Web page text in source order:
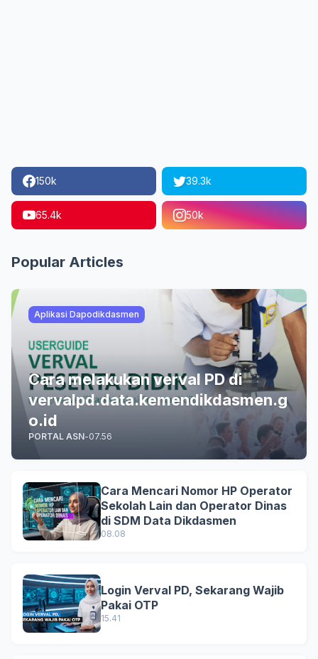
150k 39.3k
65.4k 50k
Popular Articles
Aplikasi Dapodikdasmen
Cara melakukan verval PD di
vervalpd.data.kemendikdasmen.g
o.id
PORTAL ASN-07.56
Cara Mencari Nomor HP Operator
Sekolah Lain dan Operator Dinas
di SDM Data Dikdasmen
08.08
Login Verval PD, Sekarang Wajib
Pakai OTP
15.41